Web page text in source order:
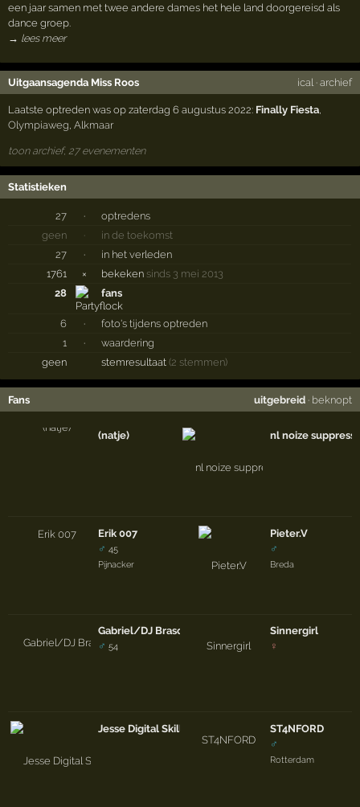
een jaar samen met twee andere dames het hele land doorgereisd als
dance groep.
→ lees meer
Uitgaansagenda Miss Roos ical · archief
Laatste optreden was op zaterdag 6 augustus 2022: Finally Fiesta,
Olympiaweg,Alkmaar
toon archief, 27 evenementen
Statistieken
27 ·
optredens
geen
·
in de toekomst
27
·
in het verleden
1761
× bekeken sinds 3 mei 2013
28
fans
6 ·
foto's tijdens optreden
1
·
waardering
geen
stemresultaat(2 stemmen)
Fans uitgebreid· beknopt
(natje)
Erik 007
♂ 45
Pijnacker
Gabriel/DJ Brasco
♂ 54
Jesse Digital Skills
nl noize
Pieter.V
♂
Breda
Sinnergirl
♀
ST4NFORD
♂
Rotterdam